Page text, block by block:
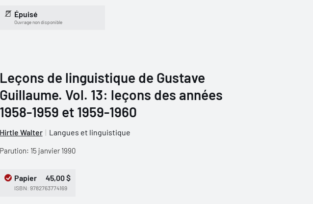
Épuisé
Ouvrage non disponible
Leçons de linguistique de Gustave
Guillaume. Vol. 13: leçons des années
1958-1959 et 1959-1960
Hirtle Walter Langues et linguistique
Parution: 15 janvier 1990
Papier 45,00 $
ISBN: 9782763774169